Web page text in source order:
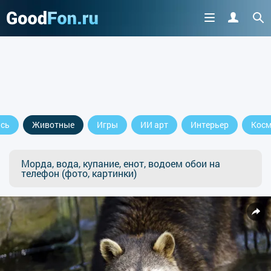
Животные Игры ИИ арт Интерьер
Морда, вода, купание, енот, водоем обои на
телефон (фото, картинки)